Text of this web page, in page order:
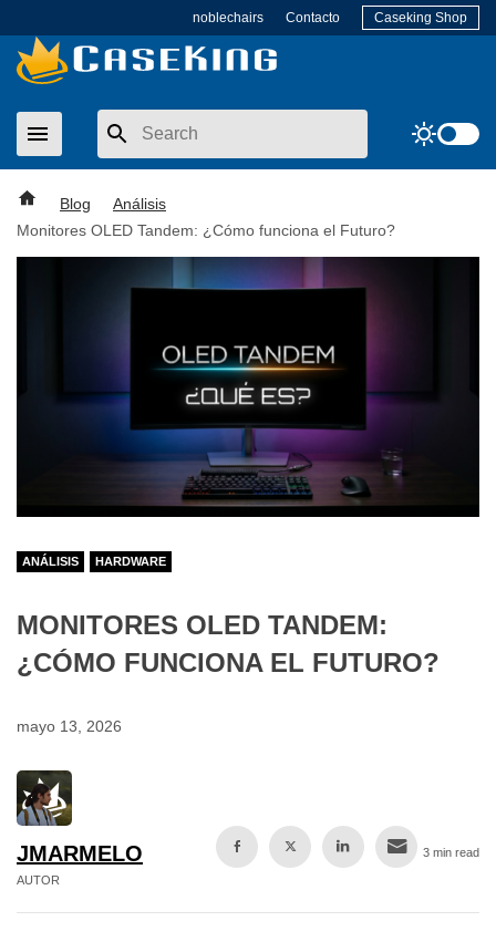
to
content
noblechairs Contacto Caseking Shop
menu sunny
Blog
Análisis
Monitores OLED Tandem: ¿Cómo funciona el Futuro?
ANÁLISIS HARDWARE
MONITORES OLED TANDEM:
¿CÓMO FUNCIONA EL FUTURO?
mayo 13, 2026
JMARMELO
AUTOR
3 min read